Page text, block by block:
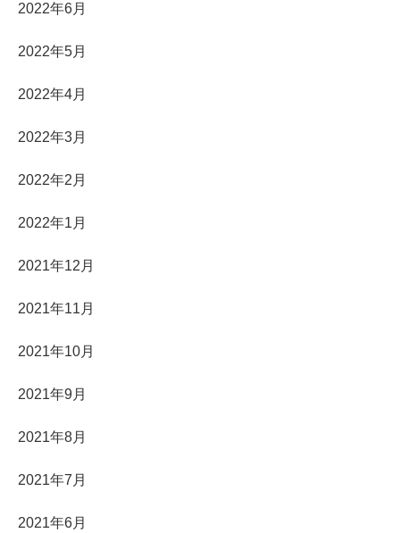
2022年6月
2022年5月
2022年4月
2022年3月
2022年2月
2022年1月
2021年12月
2021年11月
2021年10月
2021年9月
2021年8月
2021年7月
2021年6月